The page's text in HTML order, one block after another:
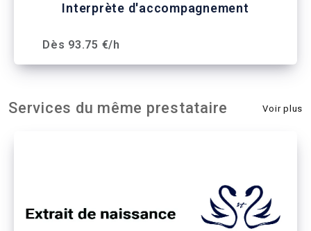
Interprète d'accompagnement
Dès 93.75 €/h
Services du même prestataire Voir plus